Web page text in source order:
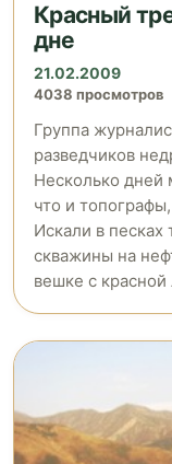
Красный
дне
21.02.2009
4038 просмотров
Группа
разведчиков
Несколько
что и
Искали в песках
скважины на
вешке с красной